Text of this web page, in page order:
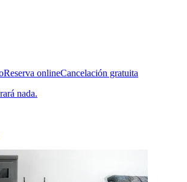
Reserva onlineCancelación gratuita
nada.